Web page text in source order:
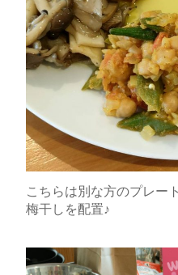
こちらは別な方のプレー
梅干しを配置♪